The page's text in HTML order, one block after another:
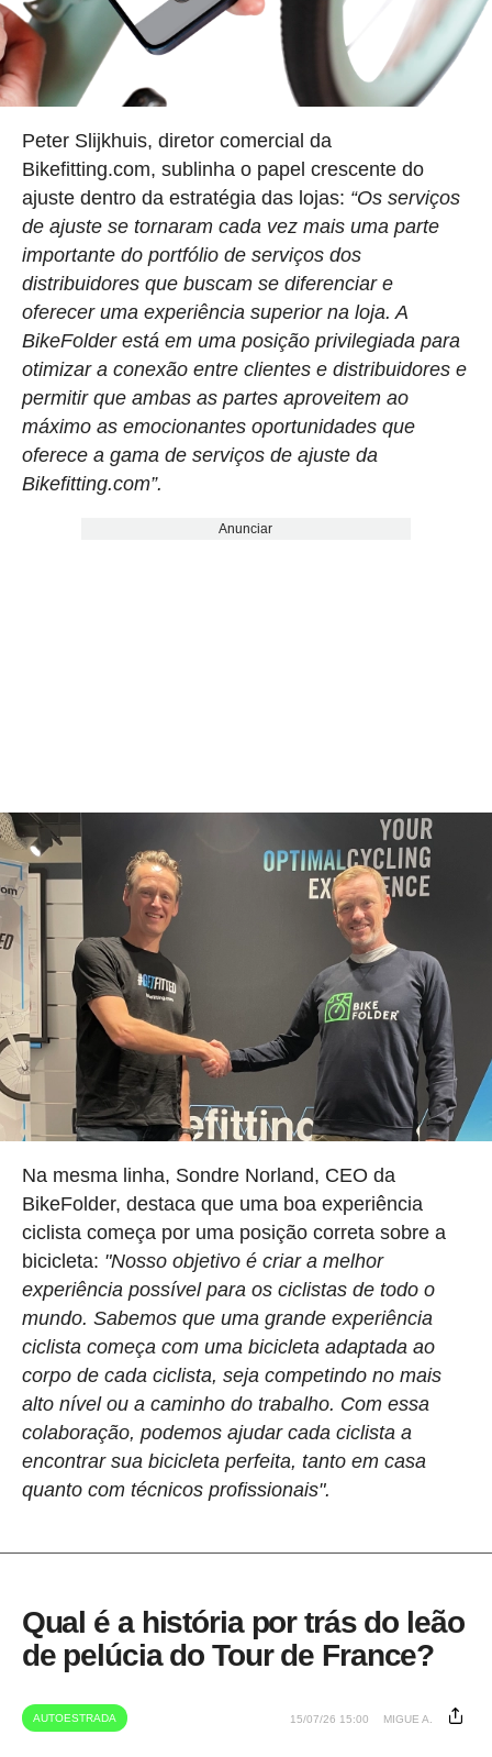
Peter Slijkhuis, diretor comercial da
Bikefitting.com, sublinha o papel crescente do
ajuste dentro da estratégia das lojas: “Os serviços
de ajuste se tornaram cada vez mais uma parte
importante do portfólio de serviços dos
distribuidores que buscam se diferenciar e
oferecer uma experiência superior na loja. A
BikeFolder está em uma posição privilegiada para
otimizar a conexão entre clientes e distribuidores e
permitir que ambas as partes aproveitem ao
máximo as emocionantes oportunidades que
oferece a gama de serviços de ajuste da
Bikefitting.com”.
Anunciar
Na mesma linha, Sondre Norland, CEO da
BikeFolder, destaca que uma boa experiência
ciclista começa por uma posição correta sobre a
bicicleta: "Nosso objetivo é criar a melhor
experiência possível para os ciclistas de todo o
mundo. Sabemos que uma grande experiência
ciclista começa com uma bicicleta adaptada ao
corpo de cada ciclista, seja competindo no mais
alto nível ou a caminho do trabalho. Com essa
colaboração, podemos ajudar cada ciclista a
encontrar sua bicicleta perfeita, tanto em casa
quanto com técnicos profissionais".
Qual é a história por trás do leão
de pelúcia do Tour de France?
AUTOESTRADA 15/07/26 15:00 MIGUE A.